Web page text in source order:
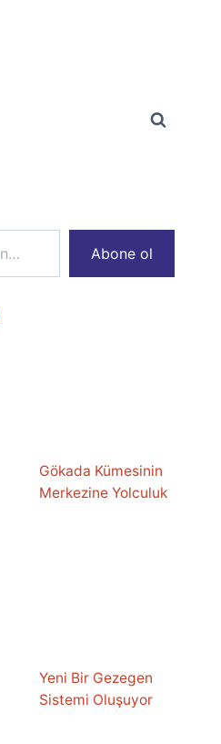
Abone ol
Gökada Kümesinin
Merkezine Yolculuk
Yeni Bir Gezegen
Sistemi Oluşuyor